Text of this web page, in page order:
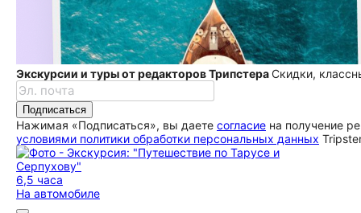
Экскурсии и туры от редакторов ТрипстераСкидки,
Подписаться
Нажимая «Подписаться», вы даете согласие на получение
условиями политики обработки персональных данных
6,5 часа
На автомобиле